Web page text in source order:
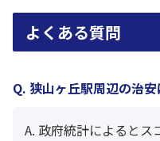
よくある質問
Q. 狭山ヶ丘駅周辺の治
A. 政府統計によるとス